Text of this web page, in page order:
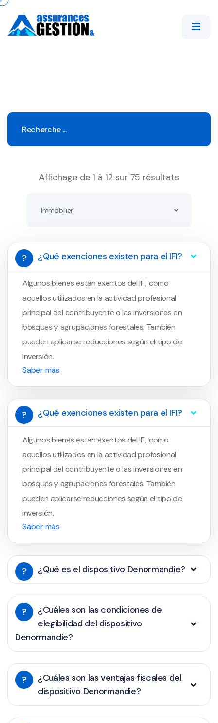
Affichage de 1 à 12 sur 75 résultats
Immobilier
? ¿Qué exenciones existen para el IFI?
Algunos bienes están exentos del IFI, como
aquellos utilizados en la actividad profesional
principal del contribuyente o las inversiones en
bosques y agrupaciones forestales. También
pueden aplicarse reducciones según el tipo de
inversión.
Saber más
? ¿Qué exenciones existen para el IFI?
Algunos bienes están exentos del IFI, como
aquellos utilizados en la actividad profesional
principal del contribuyente o las inversiones en
bosques y agrupaciones forestales. También
pueden aplicarse reducciones según el tipo de
inversión.
Saber más
? ¿Qué es el dispositivo Denormandie?
?
¿Cuáles son las condiciones de
elegibilidad del dispositivo
Denormandie?
?
¿Cuáles son las ventajas fiscales del
dispositivo Denormandie?